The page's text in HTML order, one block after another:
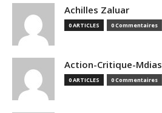
Achilles Zaluar
0 ARTICLES 0 Commentaires
Action-Critique-Mdias
0 ARTICLES 0 Commentaires